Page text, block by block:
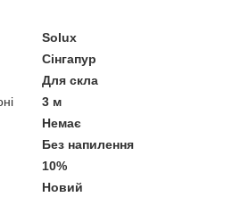
Solux
Сінгапур
Для скла
3 м
Немає
Без напилення
10%
Новий